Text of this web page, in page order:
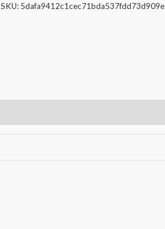
SKU: 5dafa9412c1cec71bda537fdd73d909e